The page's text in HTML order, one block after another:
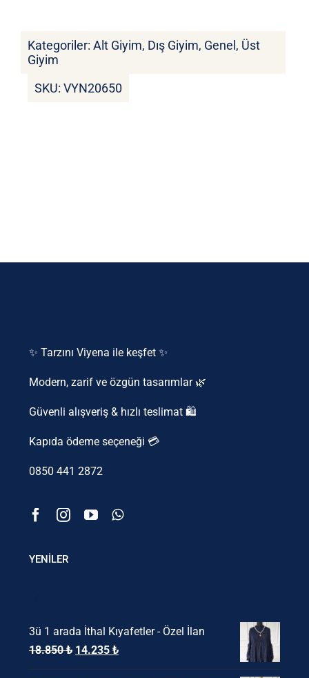
Kategoriler: Alt Giyim, Dış Giyim, Genel , Üst
Giyim
SKU: VYN20650
✨ Tarzını Viyena ile keşfet ✨
Modern, zarif ve özgün tasarımlar 🌿
Güvenli alışveriş & hızlı teslimat 🛍️
Kapıda ödeme seçeneği 💳
0850 441 2872
YENİLER
3ü 1 arada İthal Kıyafetler - Özel İlan
18.850₺ Orijinal
fiyat:
14.235 ₺Şu
andaki